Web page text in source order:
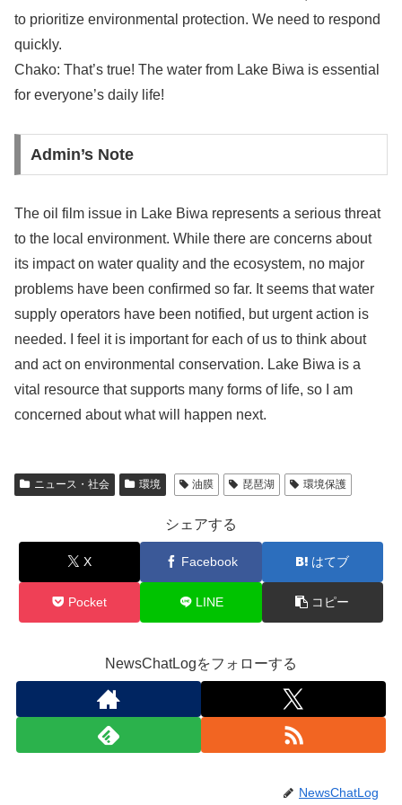
to prioritize environmental protection. We need to respond
quickly.
Chako: That’s true! The water from Lake Biwa is essential
for everyone’s daily life!
Admin’s Note
The oil film issue in Lake Biwa represents a serious threat
to the local environment. While there are concerns about
its impact on water quality and the ecosystem, no major
problems have been confirmed so far. It seems that water
supply operators have been notified, but urgent action is
needed. I feel it is important for each of us to think about
and act on environmental conservation. Lake Biwa is a
vital resource that supports many forms of life, so I am
concerned about what will happen next.
ニュース・社会 環境 油膜 琵琶湖 環境保護
シェアする
X Facebook はてブ
Pocket LINE コピー
NewsChatLogをフォローする
NewsChatLog